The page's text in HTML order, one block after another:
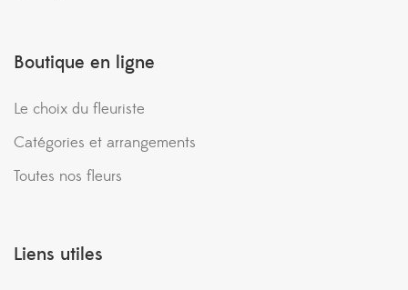
Boutique en ligne
Le choix du fleuriste
Catégories et arrangements
Toutes nos fleurs
Liens utiles